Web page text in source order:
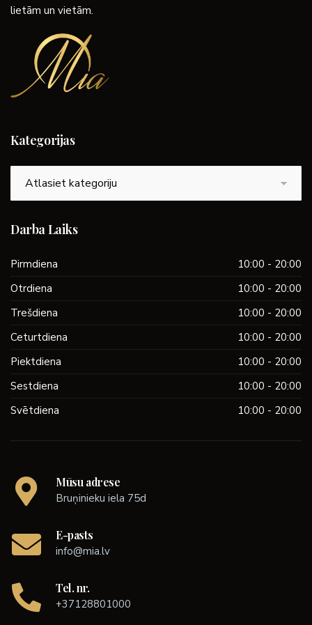
lietām un vietām.
Kategorijas
Darba Laiks
Pirmdiena
10:00 - 20:00
Otrdiena
10:00 - 20:00
Trešdiena
10:00 - 20:00
Ceturtdiena
10:00 - 20:00
Piektdiena
10:00 - 20:00
Sestdiena
10:00 - 20:00
Svētdiena
10:00 - 20:00
Mūsu adrese
Bruņinieku iela 75d
E-pasts
info@mia.lv
Tel. nr.
+37128801000